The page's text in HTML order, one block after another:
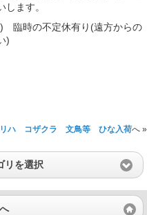
ます。
時の不定休有り(遠方からの
)
リハ コザクラ 文鳥等 ひな入荷へ »
リを選択